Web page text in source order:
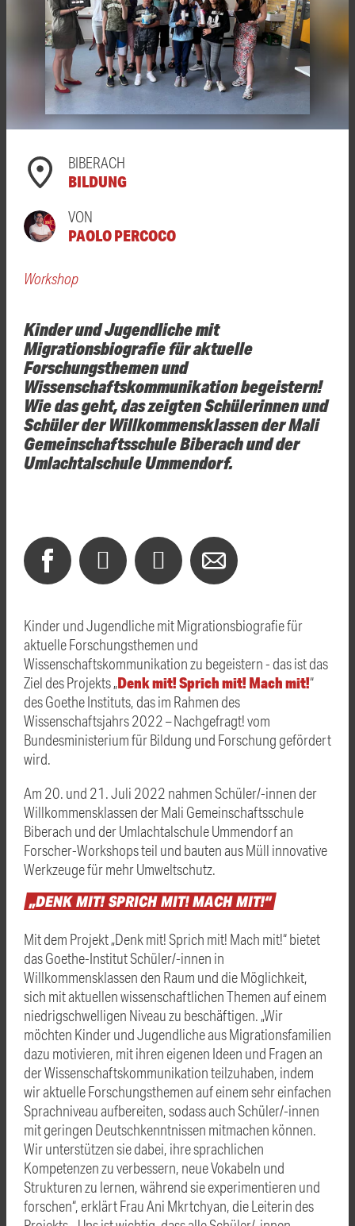
BIBERACH
BILDUNG
VON
PAOLO PERCOCO
Workshop
Kinder und Jugendliche mit
Migrationsbiografie für aktuelle
Forschungsthemen und
Wissenschaftskommunikation begeistern!
Wie das geht, das zeigten Schülerinnen und
Schüler der Willkommensklassen der Mali
Gemeinschaftsschule Biberach und der
Umlachtalschule Ummendorf.
Kinder und Jugendliche mit Migrationsbiografie für
aktuelle Forschungsthemen und
Wissenschaftskommunikation zu begeistern - das ist das
Ziel des Projekts „Denk mit! Sprich mit! Mach mit!“
des Goethe Instituts, das im Rahmen des
Wissenschaftsjahrs 2022 – Nachgefragt! vom
Bundesministerium für Bildung und Forschung gefördert
wird.
Am 20. und 21. Juli 2022 nahmen Schüler/-innen der
Willkommensklassen der Mali Gemeinschaftsschule
Biberach und der Umlachtalschule Ummendorf an
Forscher-Workshops teil und bauten aus Müll innovative
Werkzeuge für mehr Umweltschutz.
„DENKMIT!SPRICHMIT!MACHMIT!“
Mit dem Projekt „Denk mit! Sprich mit! Mach mit!“ bietet
das Goethe-Institut Schüler/-innen in
Willkommensklassen den Raum und die Möglichkeit,
sich mit aktuellen wissenschaftlichen Themen auf einem
niedrigschwelligen Niveau zu beschäftigen. „Wir
möchten Kinder und Jugendliche aus Migrationsfamilien
dazu motivieren, mit ihren eigenen Ideen und Fragen an
der Wissenschaftskommunikation teilzuhaben, indem
wir aktuelle Forschungsthemen auf einem sehr einfachen
Sprachniveau aufbereiten, sodass auch Schüler/-innen
mit geringen Deutschkenntnissen mitmachen können.
Wir unterstützen sie dabei, ihre sprachlichen
Kompetenzen zu verbessern, neue Vokabeln und
Strukturen zu lernen, während sie experimentieren und
forschen“, erklärt Frau Ani Mkrtchyan, die Leiterin des